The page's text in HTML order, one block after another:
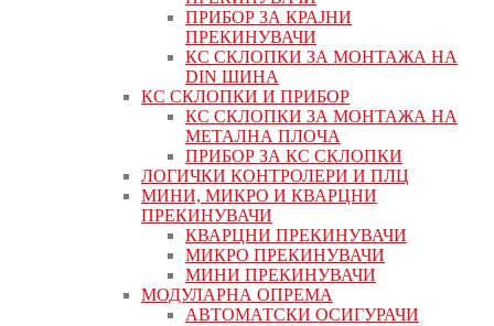
ПРИБОР ЗА КРАЈНИ
ПРЕКИНУВАЧИ
КС СКЛОПКИ ЗА МОНТАЖА НА
DIN ШИНА
КС СКЛОПКИ И ПРИБОР
КС СКЛОПКИ ЗА МОНТАЖА НА
МЕТАЛНА ПЛОЧА
ПРИБОР ЗА КС СКЛОПКИ
ЛОГИЧКИ КОНТРОЛЕРИ И ПЛЦ
МИНИ, МИКРО И КВАРЦНИ
ПРЕКИНУВАЧИ
КВАРЦНИ ПРЕКИНУВАЧИ
МИКРО ПРЕКИНУВАЧИ
МИНИ ПРЕКИНУВАЧИ
МОДУЛАРНА ОПРЕМА
АВТОМАТСКИ ОСИГУРАЧИ